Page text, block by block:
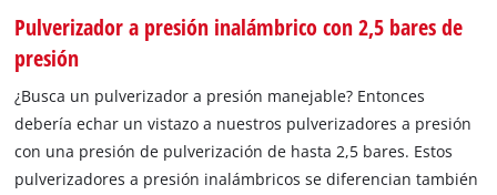
Pulverizador a presión inalámbrico con 2,5 bares de
presión
¿Busca un pulverizador a presión manejable? Entonces
debería echar un vistazo a nuestros pulverizadores a presión
con una presión de pulverización de hasta 2,5 bares. Estos
pulverizadores a presión inalámbricos se diferencian también